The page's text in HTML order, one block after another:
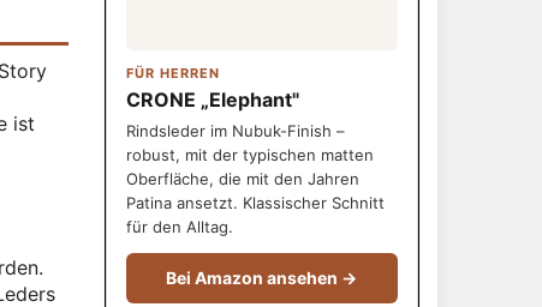
ist
FÜR HERREN
CRONE „Elephant"
Rindsleder im Nubuk-Finish –
robust, mit der typischen matten
Oberfläche, die mit den Jahren
Patina ansetzt. Klassischer Schnitt
für den Alltag.
Bei Amazon ansehen →